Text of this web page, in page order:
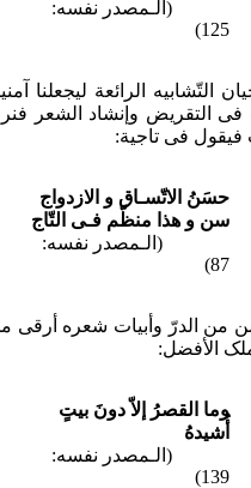
(الـمصدر نفسه:
125)
التّشابیه الرائعة لیجعلنا
فی التقریض وإنشاد الشعر
فیقول فی تاجیة:
حسَنُ الاتّسـاق و الازدواج
سن و هذا منظّم فـی التّاج
(الـمصدر نفسه:
87)
من الدرّ وأبیات شعره أرقی
الأفضل:
وما القصرُ إلاّ دونَ بیتٍ
أُشیدهُ
(الـمصدر نفسه:
139)